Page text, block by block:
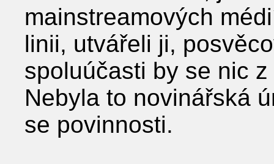
mainstreamových
linii, utvářeli ji,
spoluúčasti by se nic
Nebyla to novinářská
se povinnosti.